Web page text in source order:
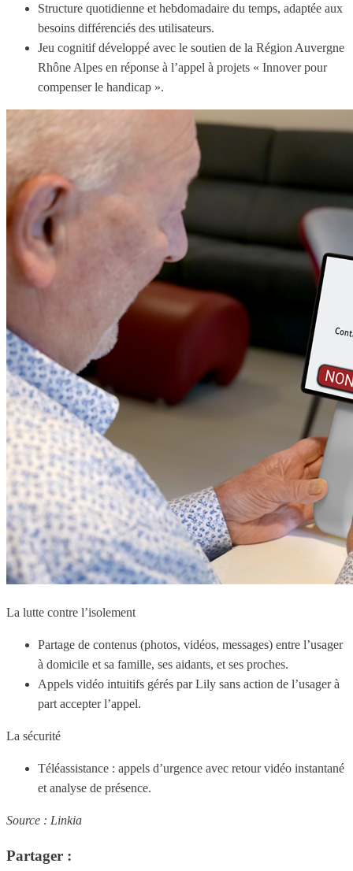
Structure quotidienne et hebdomadaire du temps, adaptée aux
besoins différenciés des utilisateurs.
Jeu cognitif développé avec le soutien de la Région Auvergne
Rhône Alpes en réponse à l’appel à projets « Innover pour
compenser le handicap ».
La lutte contre l’isolement
Partage de contenus (photos, vidéos, messages) entre l’usager
à domicile et sa famille, ses aidants, et ses proches.
Appels vidéo intuitifs gérés par Lily sans action de l’usager à
part accepter l’appel.
La sécurité
Téléassistance : appels d’urgence avec retour vidéo instantané
et analyse de présence.
Source : Linkia
Partager :